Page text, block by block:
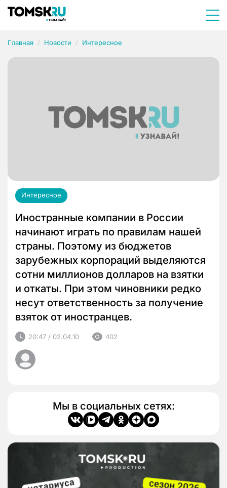
Главная Новости Интересное
Интересное
Иностранные компании в России
начинают играть по правилам нашей
страны. Поэтому из бюджетов
зарубежных корпораций выделяются
сотни миллионов долларов на взятки
и откаты. При этом чиновники редко
несут ответственность за получение
взяток от иностранцев.
20:47 / 02.04.10 402
Мы в социальных сетях: